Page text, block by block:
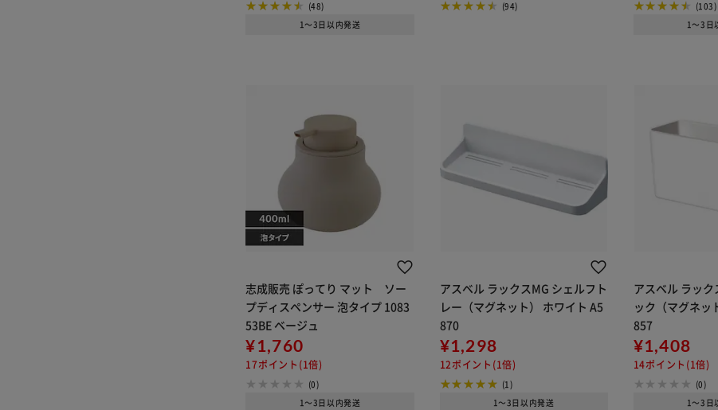
(48)
1～3日以内発送
(94)
(103)
1～3日
志成販売 ぽってり マット ソー
プディスペンサー 泡タイプ 1083
53BE ベージュ
¥1,760
17ポイント(1倍)
(0)
1～3日以内発送
アスベル ラックスMG シェルフト
レー（マグネット） ホワイト A5
870
¥1,298
12ポイント(1倍)
(1)
1～3日以内発送
アスベル ラッ
ック（マグネッ
857
¥1,408
14ポイント(1倍)
(0)
1～3日